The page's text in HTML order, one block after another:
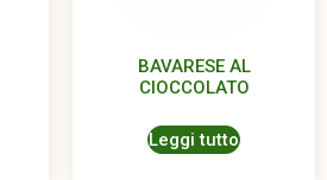
BAVARESE AL
CIOCCOLATO
Leggi tutto